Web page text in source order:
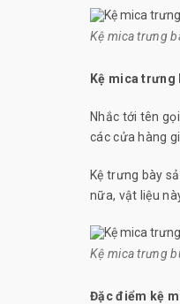
Kệ mica trưng
Kệ mica trưng
Nhắc tới tên
các cửa hàng
Kệ trưng bày
nữa, vật liệu
Kệ mica trưng
Đặc điểm kệ